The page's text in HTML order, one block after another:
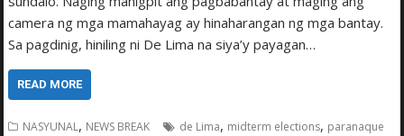
camera ng mga mamahayag ay hinaharangan ng mga bantay.
Sa pagdinig, hiniling ni De Lima na siya’y payagan…
READ MORE
NASYUNAL, NEWS BREAK de Lima, midterm elections, paranaque